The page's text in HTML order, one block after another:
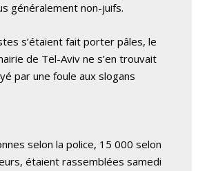
généralement non-juifs.
s’étaient fait porter pâles, le
de Tel-Aviv ne s’en trouvait
par une foule aux slogans
selon la police, 15 000 selon
étaient rassemblées samedi